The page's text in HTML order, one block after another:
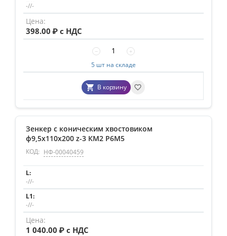
8 30
–
Цена
₽ с НДС– ₽ с НДС
320₽ с НДС
-//-
398.00 ₽ с НДС
+
−
5 шт на складе
В корзину
Зенкер с коническим хвостовиком
ф9,5х110х200 z-3 КМ2 Р6М5
КОД: НФ-00040459
-//-
-//-
1 040.00 ₽ с НДС